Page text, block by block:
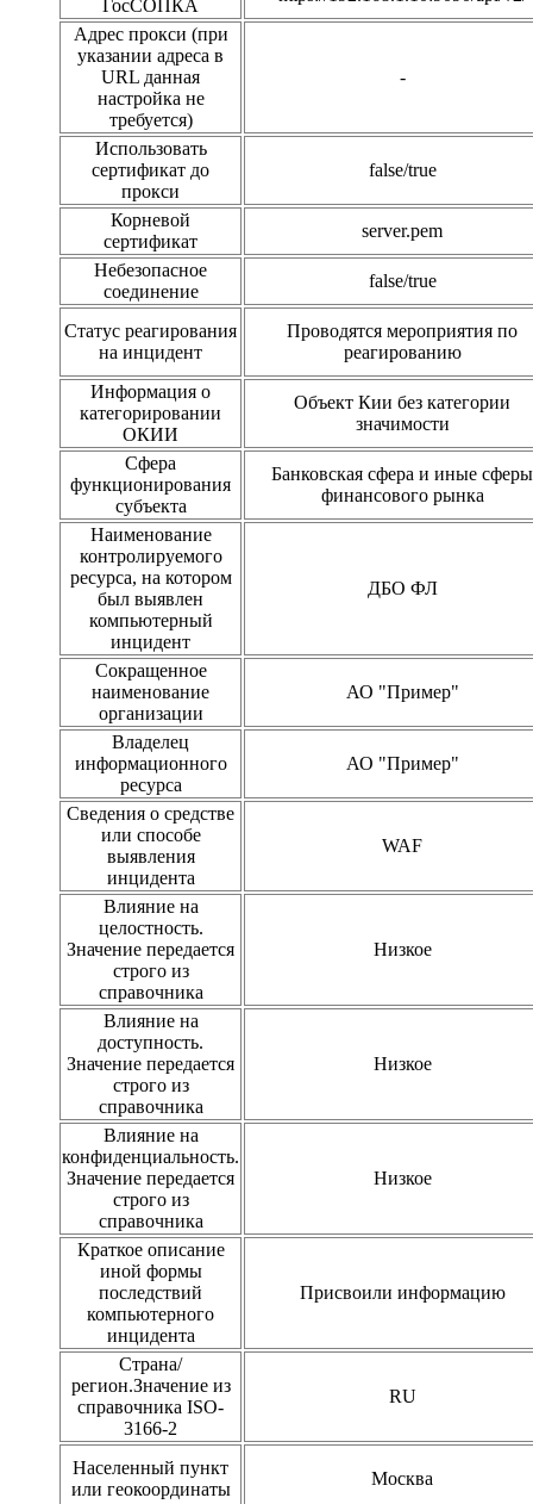
ГосСОПКА
Адрес прокси (при
указании адреса в
URL данная
настройка не
требуется)
-
Использовать
сертификат до
прокси
false/true
Корневой
сертификат
server.pem
Небезопасное
соединение
false/true
Статус реагирования
на инцидент
Проводятся мероприятия по
реагированию
Информация о
категорировании
ОКИИ
Объект Кии без категории
значимости
Сфера
функционирования
субъекта
Банковская сфера и иные сферы
финансового рынка
Наименование
контролируемого
ресурса, на котором
был выявлен
компьютерный
инцидент
ДБО ФЛ
Сокращенное
наименование
организации
АО "Пример"
Владелец
информационного
ресурса
АО "Пример"
Сведения о средстве
или способе
выявления
инцидента
WAF
Влияние на
целостность.
Значение передается
строго из
справочника
Низкое
Влияние на
доступность.
Значение передается
строго из
справочника
Низкое
Влияние на
конфиденциальность.
Значение передается
строго из
справочника
Низкое
Краткое описание
иной формы
последствий
компьютерного
инцидента
Присвоили информацию
Страна/
регион.Значение из
справочника ISO-
3166-2
RU
Населенный пункт
или геокоординаты
Москва